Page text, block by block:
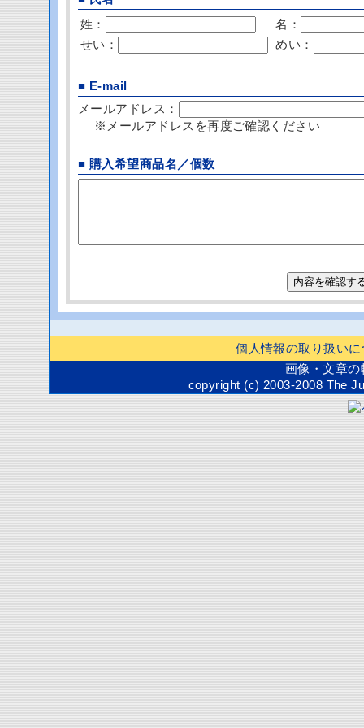
姓：
名：
せい：
めい：
■ E-mail
メールアドレス：
※メールアドレスを再度ご確認ください
■ 購入希望商品名／個数
個人情報の取り扱い
画像・文章
copyright (c) 2003-2008 The